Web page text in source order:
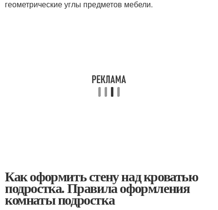
геометрические углы предметов мебели.
Как оформить стену над кроватью
подростка. Правила оформления
комнаты подростка